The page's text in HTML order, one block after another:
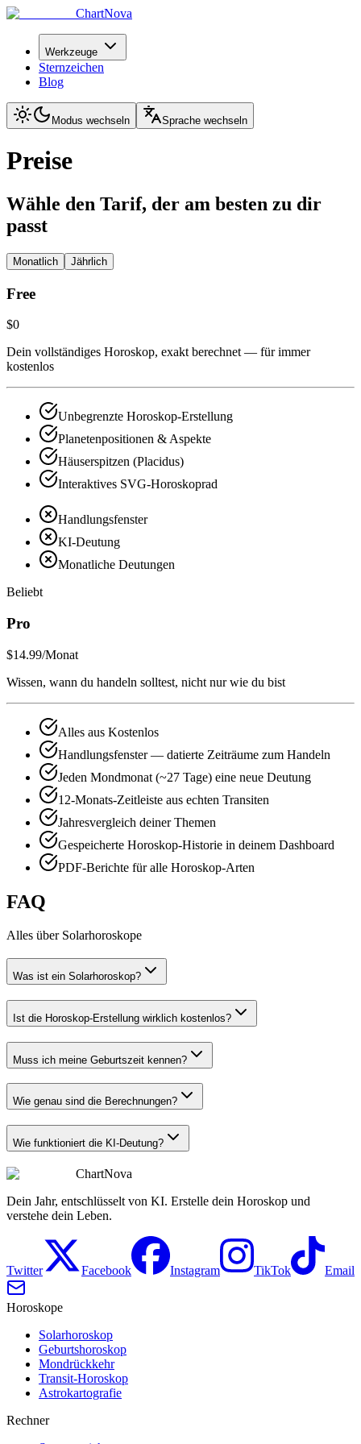
ChartNova
Werkzeuge
Sternzeichen
Blog
Modus wechseln Sprache wechseln
Preise
Wähle den Tarif, der am besten zu dir
passt
Monatlich Jährlich
Free
$0
Dein vollständiges Horoskop, exakt berechnet — für immer
kostenlos
Unbegrenzte Horoskop-Erstellung
Planetenpositionen & Aspekte
Häuserspitzen (Placidus)
Interaktives SVG-Horoskoprad
Handlungsfenster
KI-Deutung
Monatliche Deutungen
Beliebt
Pro
$14.99/Monat
Wissen, wann du handeln solltest, nicht nur wie du bist
Alles aus Kostenlos
Handlungsfenster — datierte Zeiträume zum Handeln
Jeden Mondmonat (~27 Tage) eine neue Deutung
12-Monats-Zeitleiste aus echten Transiten
Jahresvergleich deiner Themen
Gespeicherte Horoskop-Historie in deinem Dashboard
PDF-Berichte für alle Horoskop-Arten
FAQ
Alles über Solarhoroskope
Was ist ein Solarhoroskop?
Ist die Horoskop-Erstellung wirklich kostenlos?
Muss ich meine Geburtszeit kennen?
Wie genau sind die Berechnungen?
Wie funktioniert die KI-Deutung?
ChartNova
Dein Jahr, entschlüsselt von KI. Erstelle dein Horoskop und
verstehe dein Leben.
Twitter Facebook Instagram TikTok Email
Horoskope
Solarhoroskop
Geburtshoroskop
Mondrückkehr
Transit-Horoskop
Astrokartografie
Rechner